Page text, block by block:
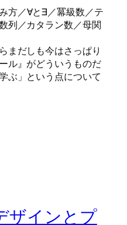
方／∀と∃／冪級数／テ
列／カタラン数／母関
まだしも今はさっぱり
ル』がどういうものだ
ぶ」という点について
ザインとプ